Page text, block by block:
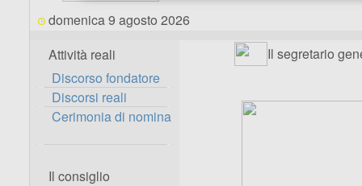
domenica 9 agosto 2026
Attività reali
Discorso fondatore
Discorsi reali
Cerimonia di nomina
Il consiglio
Il segretario